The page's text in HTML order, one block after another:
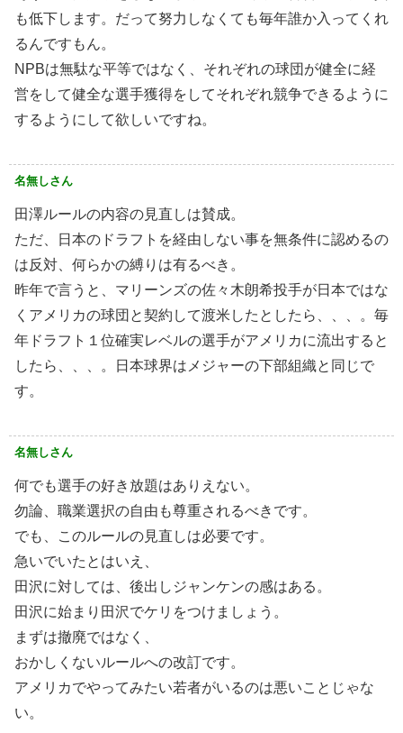
も低下します。だって努力しなくても毎年誰か入ってくれ
るんですもん。
NPBは無駄な平等ではなく、それぞれの球団が健全に経
営をして健全な選手獲得をしてそれぞれ競争できるように
するようにして欲しいですね。
名無しさん
田澤ルールの内容の見直しは賛成。
ただ、日本のドラフトを経由しない事を無条件に認めるの
は反対、何らかの縛りは有るべき。
昨年で言うと、マリーンズの佐々木朗希投手が日本ではな
くアメリカの球団と契約して渡米したとしたら、、、。毎
年ドラフト１位確実レベルの選手がアメリカに流出すると
したら、、、。日本球界はメジャーの下部組織と同じで
す。
名無しさん
何でも選手の好き放題はありえない。
勿論、職業選択の自由も尊重されるべきです。
でも、このルールの見直しは必要です。
急いでいたとはいえ、
田沢に対しては、後出しジャンケンの感はある。
田沢に始まり田沢でケリをつけましょう。
まずは撤廃ではなく、
おかしくないルールへの改訂です。
アメリカでやってみたい若者がいるのは悪いことじゃな
い。